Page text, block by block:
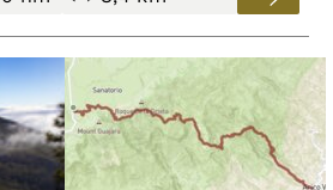
Höhenweg windet sich
entlang der Berghänge.